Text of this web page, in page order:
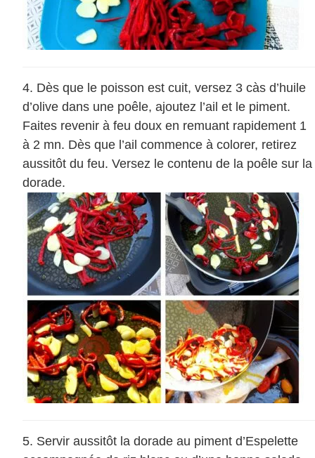
Dès que le poisson est cuit, versez 3 càs d’huile
d’olive dans une poêle, ajoutez l’ail et le piment.
Faites revenir à feu doux en remuant rapidement 1
à 2 mn. Dès que l’ail commence à colorer, retirez
aussitôt du feu. Versez le contenu de la poêle sur la
dorade.
Servir aussitôt la dorade au piment d’Espelette